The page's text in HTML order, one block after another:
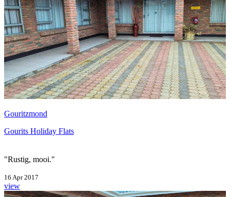
Gouritzmond
Gourits Holiday Flats
"Rustig, mooi."
16 Apr 2017
view